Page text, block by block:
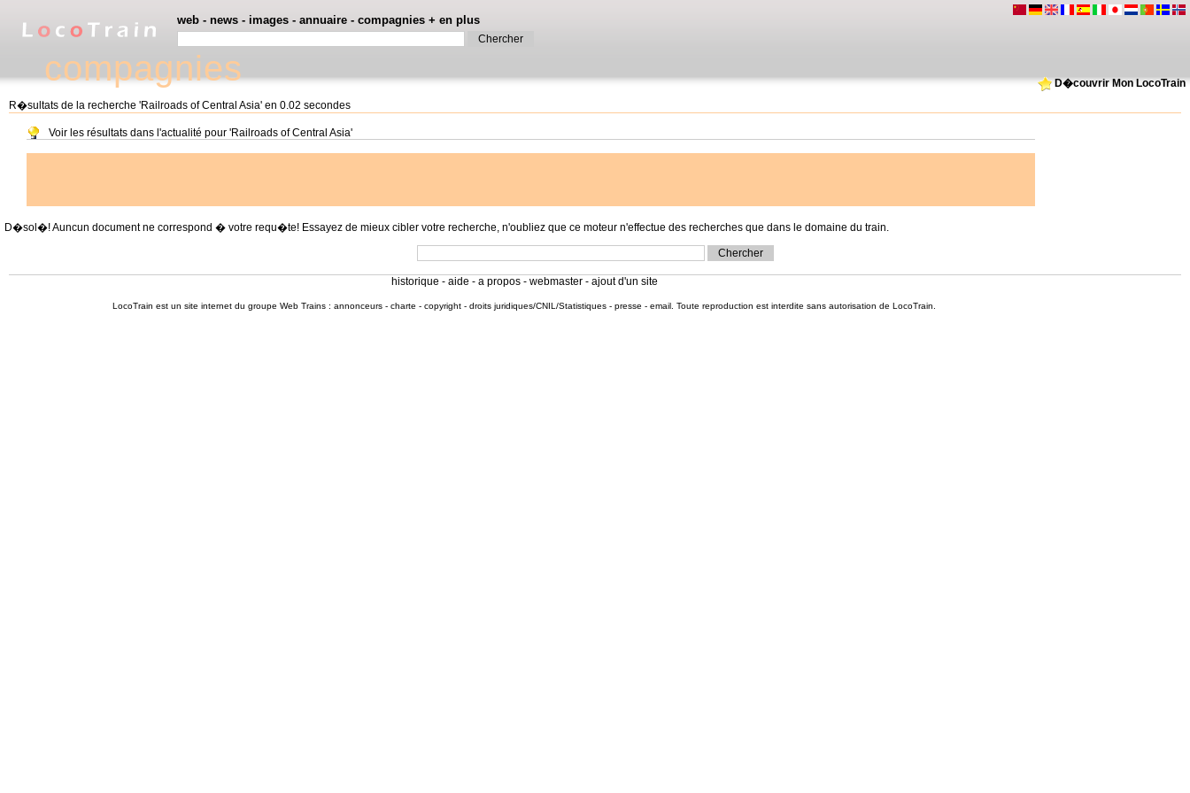
compagnies
web - news - images - annuaire - compagnies + en plus
R�sultats de la recherche 'Railroads of Central Asia' en 0.02 secondes
Voir les résultats dans l'actualité pour 'Railroads of Central Asia'
D�sol�! Auncun document ne correspond � votre requ�te! Essayez de mieux cibler votre recherche, n'oubliez que ce moteur n'effectue des recherches que dans le domaine du train.
historique - aide - a propos- webmaster- ajout d'un site
LocoTrain est un site internet du groupe Web Trains : annonceurs - charte - copyright - droits juridiques/CNIL/Statistiques - presse - email . Toute reproduction est interdite sans autorisation de LocoTrain.
D�couvrir Mon LocoTrain